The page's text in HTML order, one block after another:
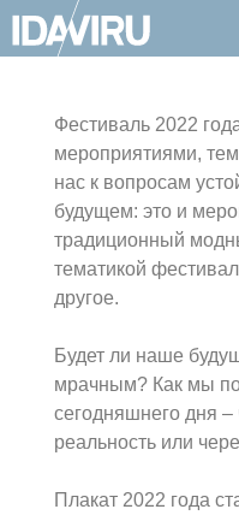
Фестиваль 2022
мероприятиями,
нас к вопросам
будущем: это и
традиционный
тематикой
другое.
Будет ли наше
мрачным? Как мы
сегодняшнего дня
реальность или
Плакат 2022 года